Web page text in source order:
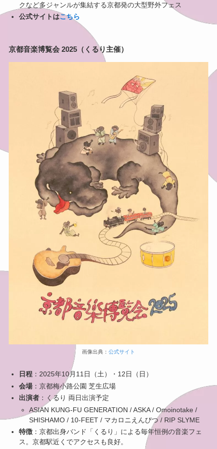
クなど多ジャンルが集結する京都発の大型野外フェス
公式サイトはこちら
京都音楽博覧会 2025（くるり主催）
画像出典： 公式サイト
日程：2025年10月11日（土）・12日（日）
会場：京都梅小路公園 芝生広場
出演者：くるり 両日出演予定
ASIAN KUNG-FU GENERATION / ASKA / Omoinotake /
SHISHAMO / 10-FEET / マカロニえんぴつ / RIP SLYME
特徴：京都出身バンド「くるり」による毎年恒例の音楽フェ
ス。京都駅近くでアクセスも良好。